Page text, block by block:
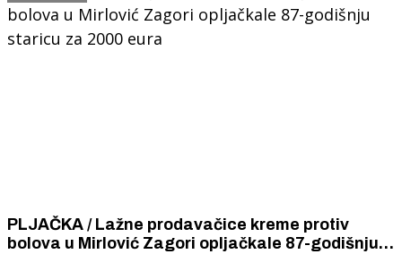
PLJAČKA / Lažne prodavačice kreme protiv
bolova u Mirlović Zagori opljačkale 87-godišnju